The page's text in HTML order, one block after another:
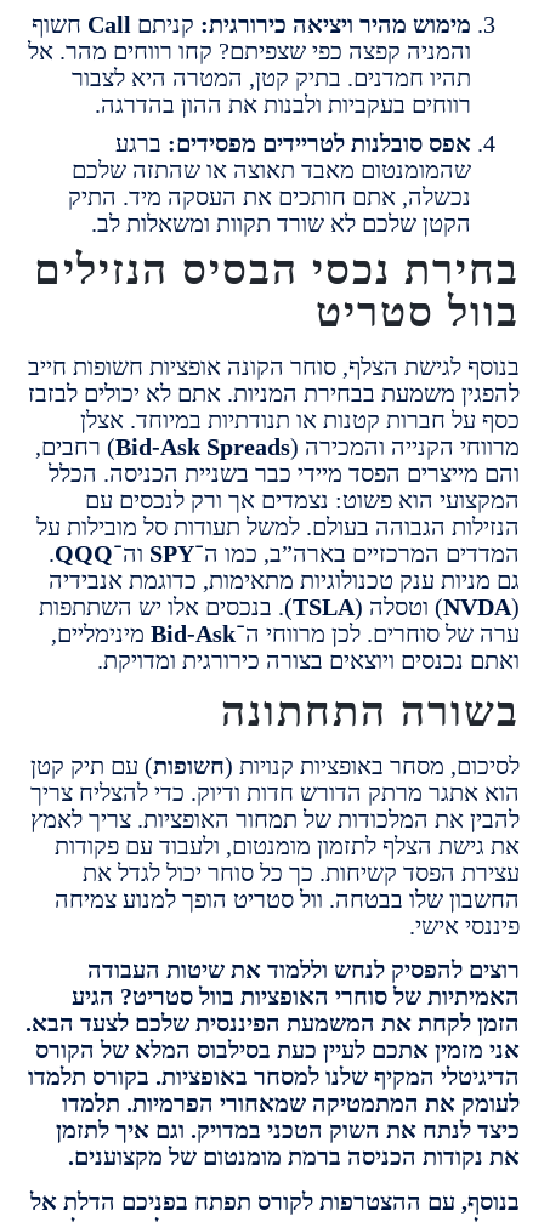
מימוש מהיר ויציאה כירורגית:קניתםCallחשוף
והמניה קפצה כפי שצפיתם? קחו רווחים מהר. אל
תהיו חמדנים. בתיק קטן, המטרה היא לצבור
רווחים בעקביות ולבנות את ההון בהדרגה.
אפס סובלנות לטריידים מפסידים:ברגע
שהמומנטום מאבד תאוצה או שהתזה שלכם
נכשלה, אתם חותכים את העסקה מיד. התיק
הקטן שלכם לא שורד תקוות ומשאלות לב.
נכסי הבסיס הנזילים
סטריט
לגישת הצלף, סוחר הקונה אופציות חשופות חייב
משמעת בבחירת המניות. אתם לא יכולים לבזבז
חברות קטנות או תנודתיות במיוחד. אצלן
הקנייה והמכירה (Bid-Ask Spreads) רחבים,
הפסד מיידי כבר בשניית הכניסה. הכלל
הוא פשוט: נצמדים אך ורק לנכסים עם
הגבוהה בעולם. למשל תעודות סל מובילות על
המרכזיים בארה”ב, כמו ה־SPY וה־QQQ
.
ענק טכנולוגיות מתאימות, כדוגמת אנבידיה
) וטסלה ( TSLA ). בנכסים אלו יש השתתפות
סוחרים. לכן מרווחי ה־Bid-Askמינימליים,
ויוצאים בצורה כירורגית ומדויקת.
התחתונה
מסחר באופציות קנויות ( חשופות) עם תיק קטן
מרתק הדורש חדות ודיוק. כדי להצליח צריך
את המלכודות של תמחור האופציות. צריך לאמץ
הצלף לתזמון מומנטום, ולעבוד עם פקודות
הפסד קשיחות. כך כל סוחר יכול לגדל את
שלו בבטחה. וול סטריט הופך למנוע צמיחה
אישי.
להפסיק לנחש וללמוד את שיטות העבודה
של סוחרי האופציות בוול סטריט? הגיע
לקחת את המשמעת הפיננסית שלכם לצעד הבא.
אתכם לעיין כעת בסילבוס המלא של הקורס
המקיף שלנו למסחר באופציות. בקורס תלמדו
את המתמטיקה שמאחורי הפרמיות. תלמדו
את השוק הטכני במדויק. וגם איך לתזמן
הכניסה ברמת מומנטום של מקצוענים.
עם ההצטרפות לקורס תפתח בפניכם הדלת אל